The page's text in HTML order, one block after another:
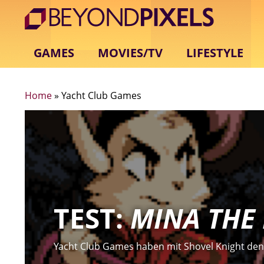
GAMES MOVIES/TV LIFESTYLE
Home» Yacht Club Games
TEST:MINA THE
Yacht Club Games haben mit Shovel Knight